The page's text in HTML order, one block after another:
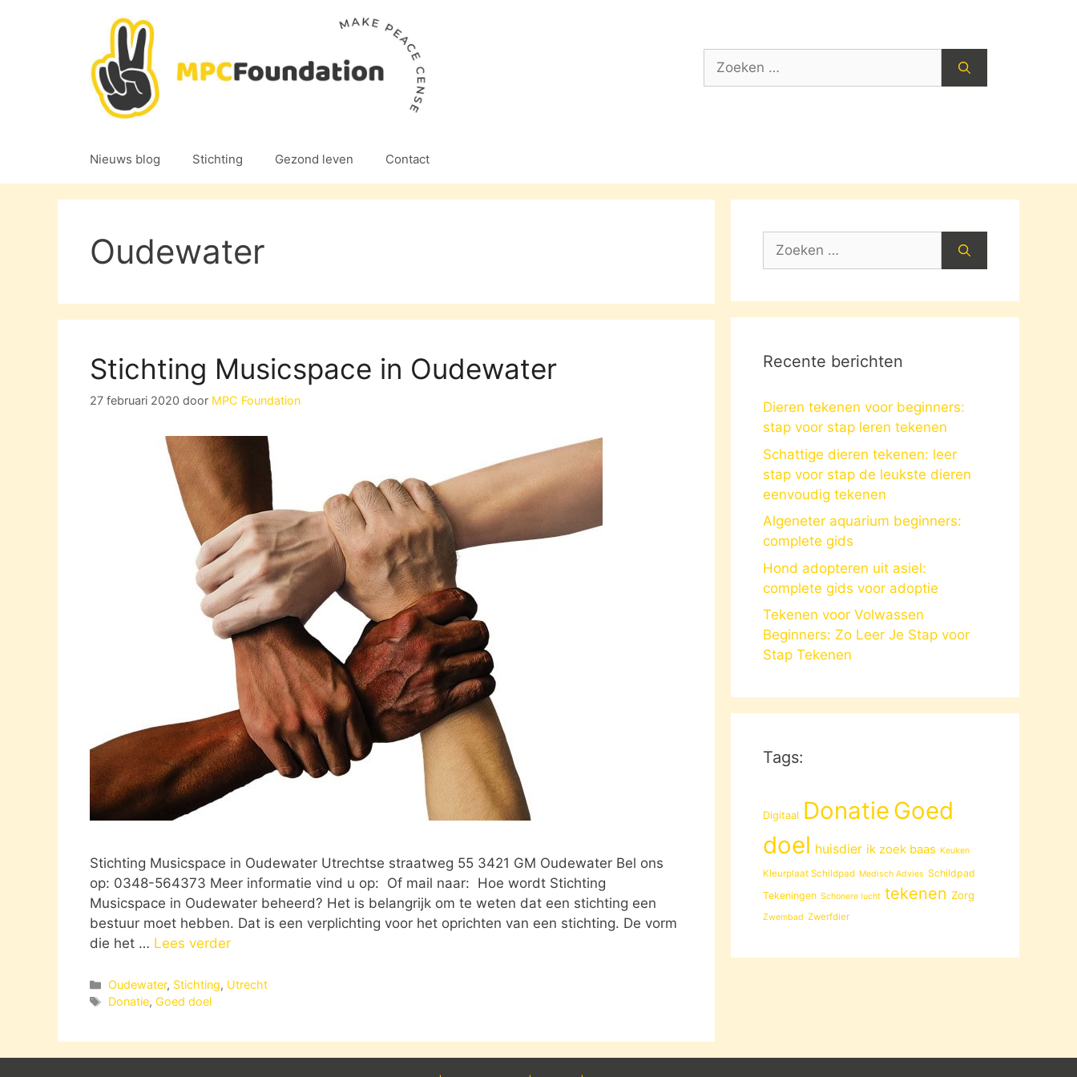
Zoek
Nieuws blog Stichting Gezond leven Contact
Oudewater
Stichting Musicspace in Oudewater
27 februari 2020 door MPC Foundation
Stichting Musicspace in Oudewater Utrechtse straatweg 55 3421 GM Oudewater Bel ons
op: 0348-564373 Meer informatie vind u op: Of mail naar: Hoe wordt Stichting
Musicspace in Oudewater beheerd? Het is belangrijk om te weten dat een stichting een
bestuur moet hebben. Dat is een verplichting voor het oprichten van een stichting. De vorm
die het … Lees verder
Categorieën
Oudewater, Stichting, Utrecht
Tags
Donatie,Goed doel
Zoek
Recente berichten
Dieren tekenen voor beginners:
stap voor stap leren tekenen
Schattige dieren tekenen: leer
stap voor stap de leukste dieren
eenvoudig tekenen
Algeneter aquarium beginners:
complete gids
Hond adopteren uit asiel:
complete gids voor adoptie
Tekenen voor Volwassen
Beginners: Zo Leer Je Stap voor
Stap Tekenen
Tags:
Digitaal Donatie Goed
doel huisdier ik zoek baas Keuken
Kleurplaat Schildpad Medisch Advies Schildpad
Tekeningen Schonere lucht tekenen Zorg
Zwembad Zwerfdier